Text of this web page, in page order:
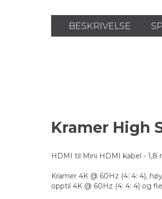
BESKRIVELSE
Kramer High
HDMI til Mini HDMI kabel - 1,8
Kramer 4K @ 60Hz (4: 4: 4),
opptil 4K @ 60Hz (4: 4: 4) og